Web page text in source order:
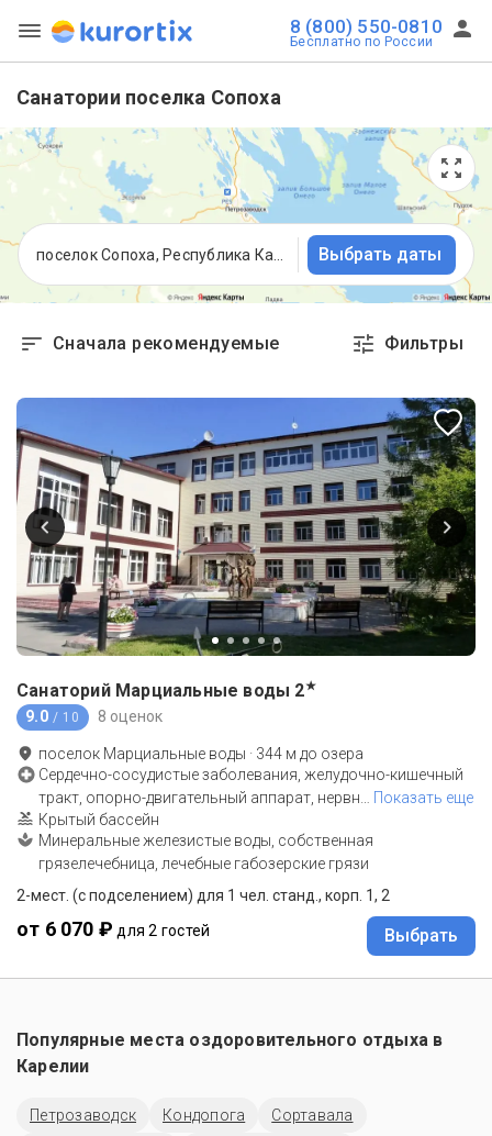
8 (800) 550-0810
Бесплатно по России
Санатории поселка Сопоха
Выбрать даты
Сначала рекомендуемые Фильтры
Санаторий Марциальные воды 2★
9.0 / 10 8 оценок
поселок Марциальные воды · 344 м до озера
Сердечно-сосудистые заболевания, желудочно-кишечный
тракт, опорно-двигательный аппарат, нервн
Показать еще
Крытый бассейн
Минеральные железистые воды, собственная
грязелечебница, лечебные габозерские грязи
2-мест. (с подселением) для 1 чел. станд., корп. 1, 2
от 6 070 ₽ для 2 гостей Выбрать
Популярные места оздоровительного отдыха в
Карелии
Петрозаводск Кондопога
Сортавала